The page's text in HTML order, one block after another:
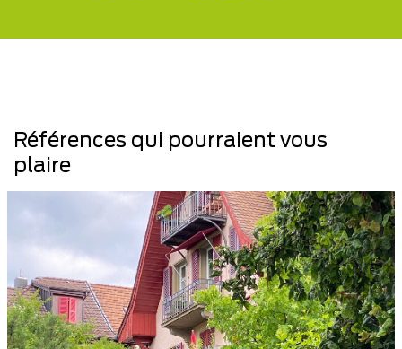
Références qui pourraient vous
plaire